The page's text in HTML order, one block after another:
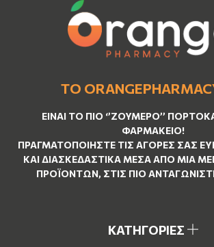
ΤΟ
ΕΊΝΑΙ ΤO ΠΙΟ ‘’ΖΟΥΜΕΡΌ’’
ΦΑΡΜΑΚΕΊΟ!
ΠΡΑΓΜΑΤΟΠΟΙΉΣΤΕ ΤΙΣ ΑΓΟΡΈΣ ΣΑΣ
ΚΑΙ ΔΙΑΣΚΕΔΑΣΤΙΚΆ ΜΈΣΑ ΑΠΌ ΜΙΑ
ΠΡΟΪΌΝΤΩΝ, ΣΤΙΣ ΠΙΟ
ΚΑΤΗΓΟΡΙΕΣ